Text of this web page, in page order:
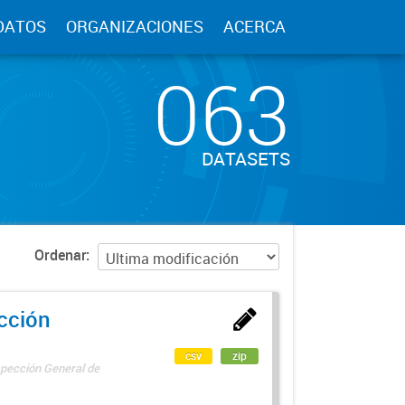
ORGANIZACIONES ACERCA
063
DATASETS
Ordenar
General de
csv zip